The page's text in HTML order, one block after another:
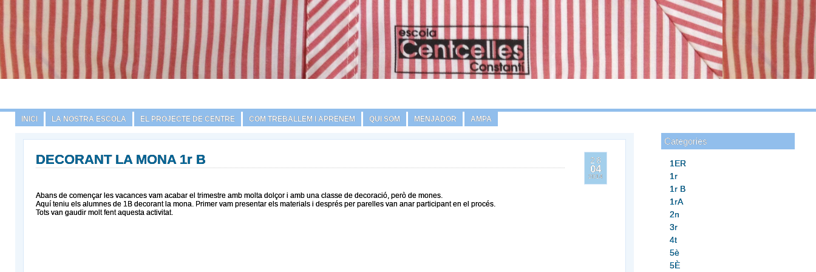
INICI LA NOSTRA ESCOLA EL PROJECTE DE CENTRE COM TREBALLEM I APRENEM QUI SOM MENJADOR AMPA
Categories
1ER
1r
1r B
1rA
2n
3r
4t
5è
5È
28
04
2014
DECORANT LA MONA 1r B
Abans de començar les vacances vam acabar el trimestre amb molta dolçor i amb una classe de decoració, però de mones.
Aquí teniu els alumnes de 1B decorant la mona. Primer vam presentar els materials i després per parelles van anar participant en el procés.
Tots van gaudir molt fent aquesta activitat.